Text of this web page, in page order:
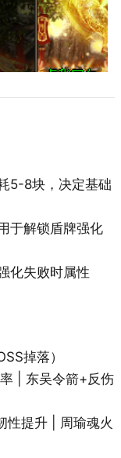
5-8块，决定基础
于解锁盾牌强化
化失败时属性
掉落）
| 东吴令箭+反伤
提升 | 周瑜魂火